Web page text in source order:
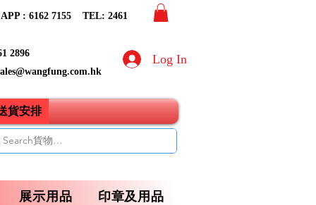
: 6162 7155​ TEL: 2461
2896
Log In
貨安排
展示用品 印章及用品